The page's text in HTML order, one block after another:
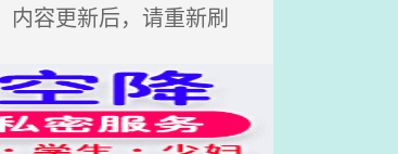
容更新后，请重新刷